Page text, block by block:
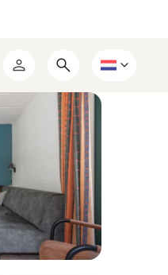
Mijn
RCN
Open
zoekformulier
Kies
taal